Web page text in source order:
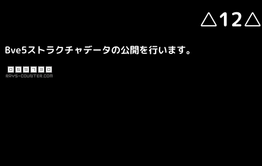
△12△
Bve5ストラクチャデータの公開を行います。